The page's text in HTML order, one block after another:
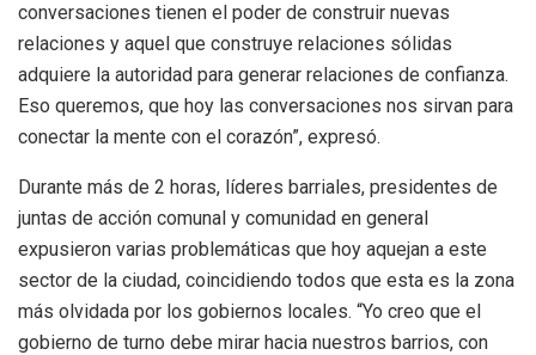
conversaciones tienen el poder de construir nuevas
relaciones y aquel que construye relaciones sólidas
adquiere la autoridad para generar relaciones de confianza.
Eso queremos, que hoy las conversaciones nos sirvan para
conectar la mente con el corazón”, expresó.
Durante más de 2 horas, líderes barriales, presidentes de
juntas de acción comunal y comunidad en general
expusieron varias problemáticas que hoy aquejan a este
sector de la ciudad, coincidiendo todos que esta es la zona
más olvidada por los gobiernos locales. “Yo creo que el
gobierno de turno debe mirar hacia nuestros barrios, con